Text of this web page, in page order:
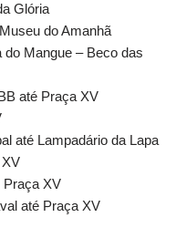
Glória
do Amanhã
Mangue – Beco das
até Praça XV
até Lampadário da Lapa
Praça XV
até Praça XV